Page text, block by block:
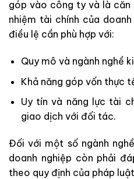
góp vào công ty và là căn
nhiệm tài chính của
điều lệ cần phù hợp với:
Quy mô và ngành nghề
Khả năng góp vốn thực
Uy tín và năng lực tài
giao dịch với đối tác.
Đối với một số ngành
doanh nghiệp còn phải
theo quy định của pháp